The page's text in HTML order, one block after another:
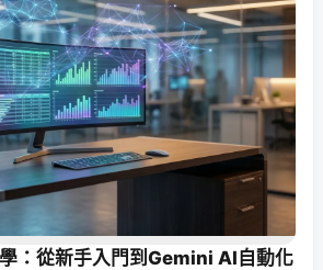
：從新手入門到Gemini AI自動化